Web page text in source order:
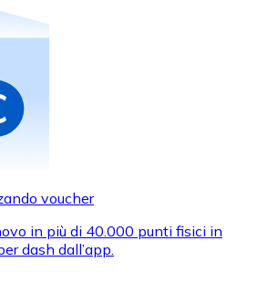
dei tuoi marchi preferiti con
carte regalo
voucher
in più di 40.000 punti fisici in
dash dall’app.